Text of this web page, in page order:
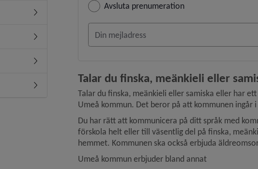
Undermeny för Konsumentvägledning
Undermeny för Borgerlig vigsel
Undermeny för Kris och beredskap
Undermeny för Felanmälan
Avsluta prenumeration
Din e-postadress
Talar du finska, meänkieli eller
Talar du finska, meänkieli eller samiska eller har
Umeå kommun. Det beror på att kommunen ingår
Du har rätt att kommunicera på ditt språk med
förskola helt eller till väsentlig del på finska,
hemmet. Kommunen ska också erbjuda
Umeå kommun erbjuder bland annat